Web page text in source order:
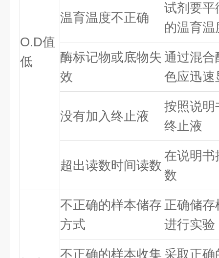
O.D值
低
温育温度不正确
试剂要平
的温育温
酶标记物或底物失
效
通过混
色应迅速
没有加入终止液
按照说明
终止液
超出读数时间读数
在说明书
数
不正确的样本储存
方式
正确储
进行实验
不正确的样本收集 采取正